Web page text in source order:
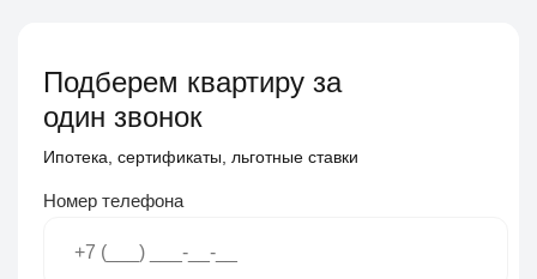
Подберем квартиру за
один звонок
Ипотека, сертификаты, льготные ставки
Номер телефона